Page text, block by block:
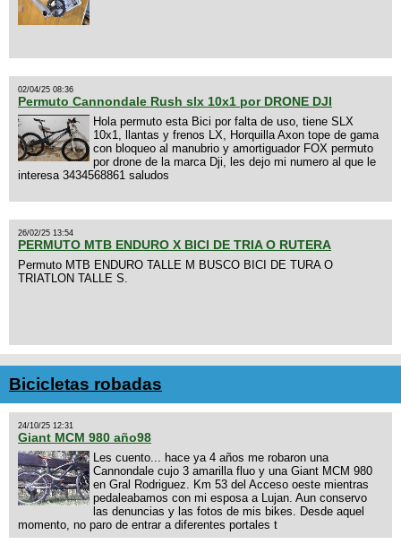
02/04/25 08:36
Permuto Cannondale Rush slx 10x1 por DRONE DJI
Hola permuto esta Bici por falta de uso, tiene SLX
10x1, llantas y frenos LX, Horquilla Axon tope de gama
con bloqueo al manubrio y amortiguador FOX permuto
por drone de la marca Dji, les dejo mi numero al que le
interesa 3434568861 saludos
26/02/25 13:54
PERMUTO MTB ENDURO X BICI DE TRIA O RUTERA
Permuto MTB ENDURO TALLE M BUSCO BICI DE TURA O
TRIATLON TALLE S.
Bicicletas robadas
24/10/25 12:31
Giant MCM 980 año98
Les cuento... hace ya 4 años me robaron una
Cannondale cujo 3 amarilla fluo y una Giant MCM 980
en Gral Rodriguez. Km 53 del Acceso oeste mientras
pedaleabamos con mi esposa a Lujan. Aun conservo
las denuncias y las fotos de mis bikes. Desde aquel
momento, no paro de entrar a diferentes portales t